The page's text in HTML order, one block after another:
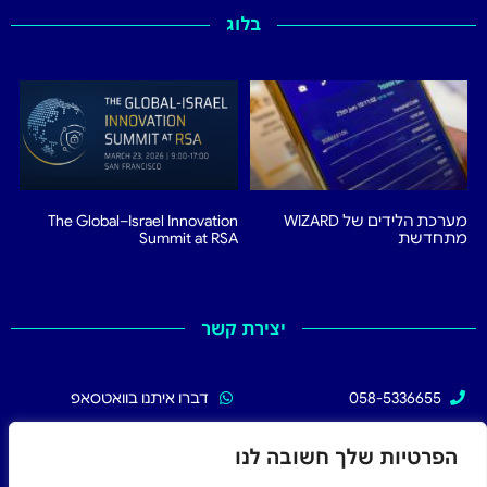
הפרטיות שלך חשובה לנו
בלוג
מערכת הלידים של WIZARD
מתחדשת
The Global–Israel Innovation
Summit at RSA
יצירת קשר
058-5336655
דברו איתנו בוואטסאפ